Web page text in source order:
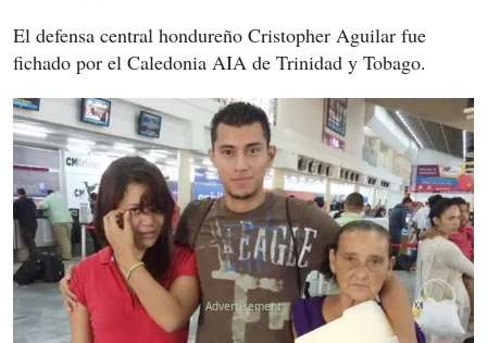
El defensa central hondureño Cristopher Aguilar fue
fichado por el Caledonia AIA de Trinidad y Tobago.
X